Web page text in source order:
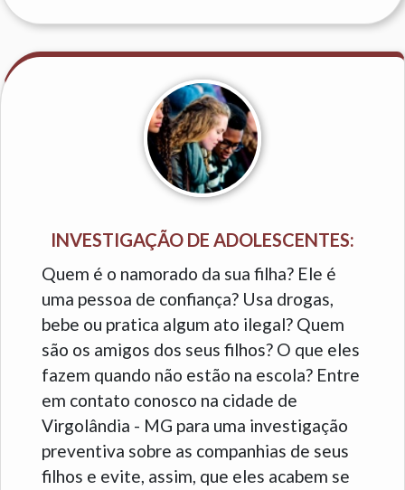
INVESTIGAÇÃO DE ADOLESCENTES:
Quem é o namorado da sua filha? Ele é
uma pessoa de confiança? Usa drogas,
bebe ou pratica algum ato ilegal? Quem
são os amigos dos seus filhos? O que eles
fazem quando não estão na escola? Entre
em contato conosco na cidade de
Virgolândia - MG para uma investigação
preventiva sobre as companhias de seus
filhos e evite, assim, que eles acabem se